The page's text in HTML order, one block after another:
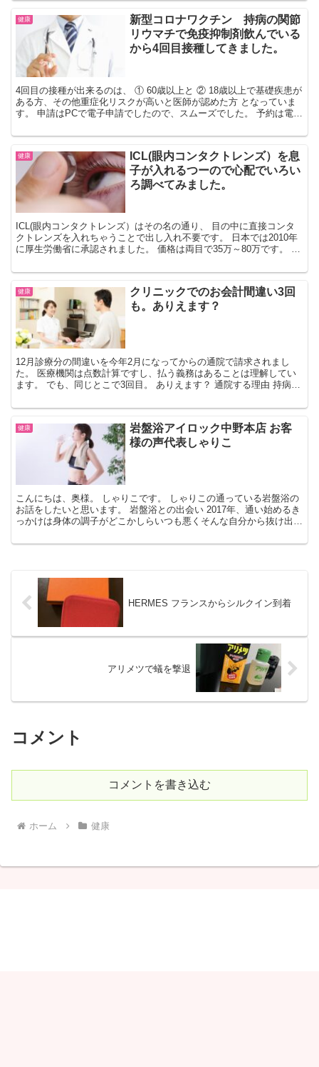
健康
新型コロナワクチン 持病の関節
リウマチで免疫抑制剤飲んでいる
から4回目接種してきました。
4回目の接種が出来るのは、 ① 60歳以上と ② 18歳以上で基礎疾患が
ある方、その他重症化リスクが高いと医師が認めた方 となっていま
す。 申請はPCで電子申請でしたので、スムーズでした。 予約は電話
健康
ICL(眼内コンタクトレンズ）を息
子が入れるつーので心配でいろい
ろ調べてみました。
ICL(眼内コンタクトレンズ）はその名の通り、 目の中に直接コンタ
クトレンズを入れちゃうことで出し入れ不要です。 日本では2010年
に厚生労働省に承認されました。 価格は両目で35万～80万です。 結
健康
クリニックでのお会計間違い3回
も。ありえます？
12月診療分の間違いを今年2月になってからの通院で請求されまし
た。 医療機関は点数計算ですし、払う義務はあることは理解してい
ます。 でも、同じとこで3回目。 ありえます？ 通院する理由 持病の
健康
岩盤浴アイロック中野本店 お客
様の声代表しゃりこ
こんにちは、奥様。 しゃりこです。 しゃりこの通っている岩盤浴の
お話をしたいと思います。 岩盤浴との出会い 2017年、通い始めるき
っかけは身体の調子がどこかしらいつも悪くそんな自分から抜け出す
HERMES フランスからシルクイン到着
アリメツで蟻を撃退
コメント
コメントを書き込む
ホーム 健康